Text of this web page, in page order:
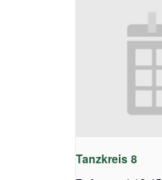
Tanzkreis 8